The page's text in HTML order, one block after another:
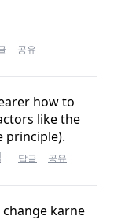
공유
how to
like the
principle).
답글 공유
karne